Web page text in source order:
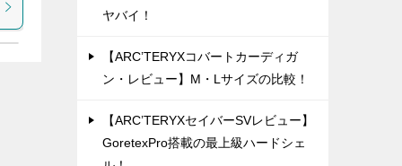
ヤバイ！
【ARC’TERYXコバートカーディガ
ン・レビュー】M・Lサイズの比較！
【ARC’TERYXセイバーSVレビュー】
GoretexPro搭載の最上級ハードシェ